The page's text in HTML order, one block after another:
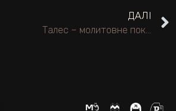
ДАЛІ
Талес – молитовне покривало.